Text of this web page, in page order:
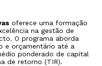
oferece uma formação
na gestão de
O programa aborda
e orçamentário até a
ponderado de capital
de retorno (TIR).